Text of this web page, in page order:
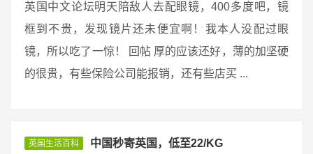
英国中文论坛明天陪敌人去配眼镜，400多度吧，镜
框到不贵，发现镜片还未便宜啊！我本人没配过眼
镜，所以吃了一惊！ 回帖 厚的应该还好，薄的加坚硬
的很贵，有些保险公司能报销，还有些店买 ...
英国生活百科 中国秒寄英国，低至22/KG